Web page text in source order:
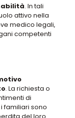
. In tali
attivo nella
medico legali,
competenti
. La richiesta o
di
familiari sono